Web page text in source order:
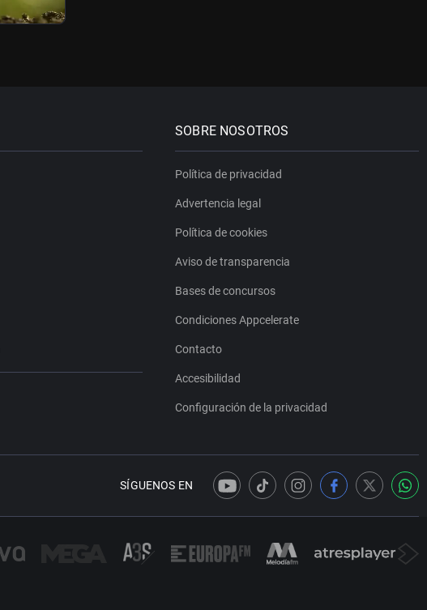
SOBRE NOSOTROS
Política de privacidad
Advertencia legal
Política de cookies
Aviso de transparencia
Bases de concursos
Condiciones Appcelerate
Contacto
Accesibilidad
Configuración de la privacidad
SÍGUENOS EN